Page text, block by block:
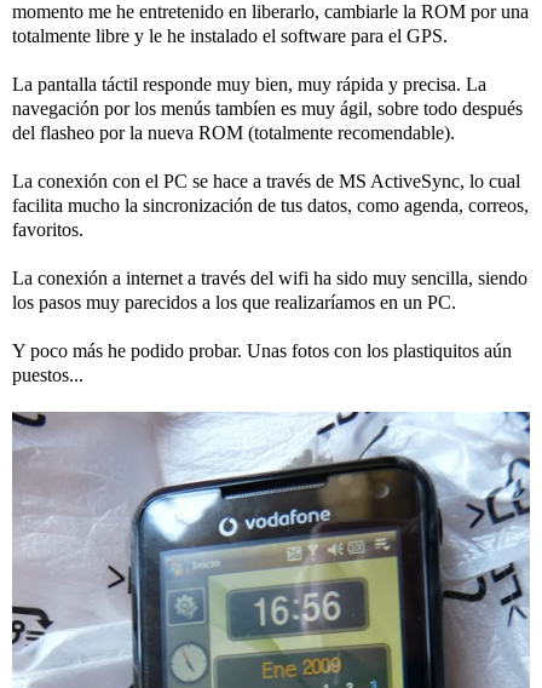
momento me he entretenido en liberarlo, cambiarle la ROM por una
totalmente libre y le he instalado el software para el GPS.
La pantalla táctil responde muy bien, muy rápida y precisa. La
navegación por los menús tambíen es muy ágil, sobre todo después
del flasheo por la nueva ROM (totalmente recomendable).
La conexión con el PC se hace a través de MS ActiveSync, lo cual
facilita mucho la sincronización de tus datos, como agenda, correos,
favoritos.
La conexión a internet a través del wifi ha sido muy sencilla, siendo
los pasos muy parecidos a los que realizaríamos en un PC.
Y poco más he podido probar. Unas fotos con los plastiquitos aún
puestos...